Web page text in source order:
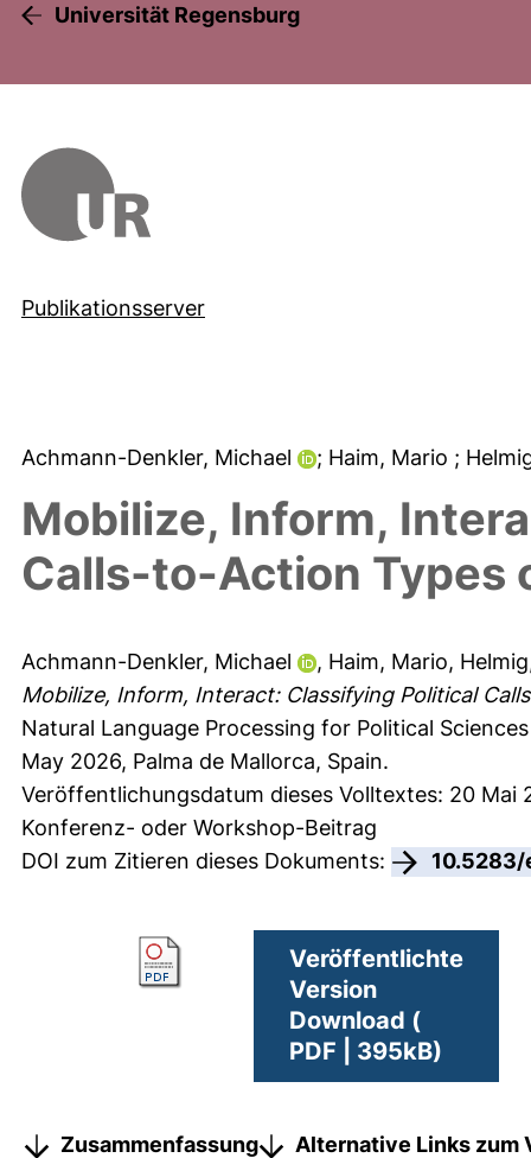
Universität Regensburg
Publikationsserver
Achmann-Denkler, Michael ; Haim, Mario ;
Mobilize, Inform,
Calls-to-Action Types
Achmann-Denkler, Michael , Haim, Mario,
Mobilize, Inform, Interact: Classifying Political
Natural Language Processing for Political
May 2026, Palma de Mallorca, Spain.
Veröffentlichungsdatum dieses Volltextes: 20 Mai
Konferenz- oder Workshop-Beitrag
DOI zum Zitieren dieses Dokuments:
Veröffentlichte
Version
Download (
PDF | 395kB)
Zusammenfassung
Alternative Links zum